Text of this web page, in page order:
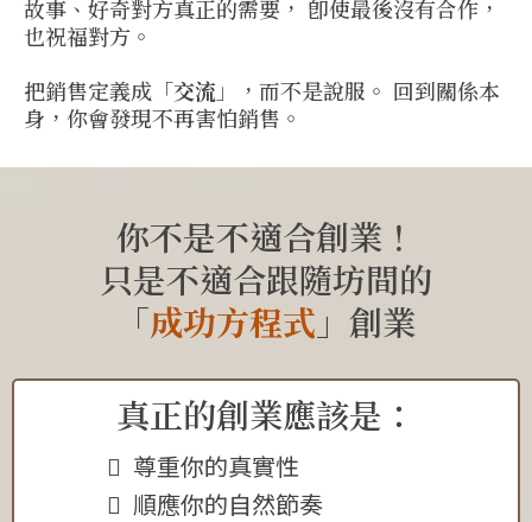
故事、好奇對方真正的需要， 卽使最後沒有合作，
也祝福對方。
把銷售定義成「交流 」，而不是說服。 回到關係本
身，你會發現不再害怕銷售。
你不是不適合創業！
只是不適合跟隨坊間的
「成功方程式 」創業
真正的創業應該是：
尊重你的真實性
順應你的自然節奏